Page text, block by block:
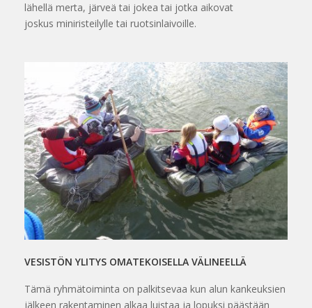
lähellä merta, järveä tai jokea tai jotka aikovat
joskus miniristeilylle tai ruotsinlaivoille.
VESISTÖN YLITYS OMATEKOISELLA VÄLINEELLÄ
Tämä ryhmätoiminta on palkitsevaa kun alun kankeuksien
jälkeen rakentaminen alkaa luistaa ja lopuksi päästään